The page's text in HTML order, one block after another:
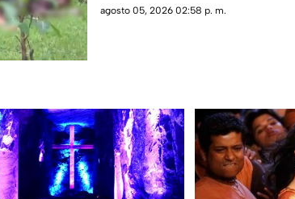
agosto 05, 2026 02:58 p. m.